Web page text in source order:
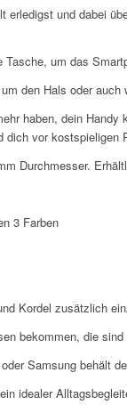
und dabei
um das
den Hals oder
haben, dein
vor kostspieligen
Durchmesser.
3 Farben
Kordel zusätzlich
bekommen, die
Samsung behält
idealer